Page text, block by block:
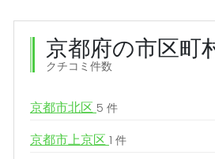
京都府の市区町
クチコミ件数
京都市北区 5 件
京都市上京区 1 件